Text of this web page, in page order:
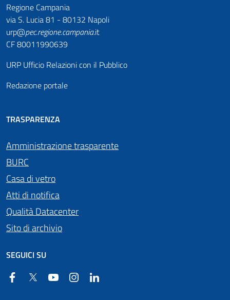
Regione Campania
via S. Lucia 81 - 80132 Napoli
urp@pec.regione.campania.it
CF 80011990639
URP Ufficio Relazioni con il Pubblico
Redazione portale
TRASPARENZA
Amministrazione trasparente
BURC
Casa di vetro
Atti di notifica
Qualità Datacenter
Sito di archivio
SEGUICI SU
FacebookTwitter YouTube Instagram